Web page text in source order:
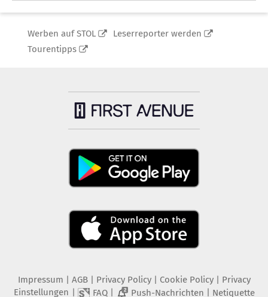
Werben auf STOL
Leserreporter werden
Tourentipps
Impressum AGB Privacy Policy| Cookie Policy| Privacy
Einstellungen
FAQ| 2 Push-Nachrichten Netiquette